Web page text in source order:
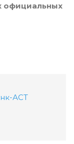
официальных
АСТ